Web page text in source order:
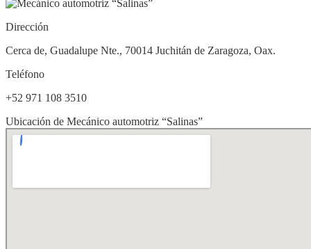
Dirección
Cerca de, Guadalupe Nte., 70014 Juchitán de Zaragoza, Oax.
Teléfono
+52 971 108 3510
Ubicación de Mecánico automotriz “Salinas”